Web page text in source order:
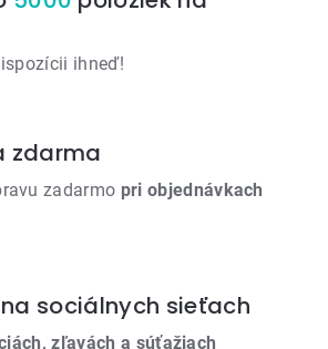
ihneď!
zdarma
zadarmo pri objednávkach
sociálnych sieťach
zľavách a súťažiach